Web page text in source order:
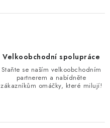
Velkoobchodní spolupráce
Staňte se naším velkoobchodním
partnerem a nabídněte
zákazníkům omáčky, které milují!